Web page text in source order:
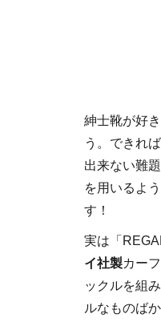
紳士靴が好
う。できれ
出来ない難
を用いるよ
す！
実は「
イ社製カー
ックルを組
ルなものば